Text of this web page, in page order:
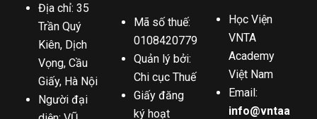
Địa chỉ: 35
Trần Quý
Kiên, Dịch
Vọng, Cầu
Giấy, Hà Nội
Người đại
Mã số thuế:
0108420779
Quản lý bởi:
Chi cục Thuế
Giấy đăng
ký hoạt
Học Viện
VNTA
Academy
Việt Nam
Email:
info@vntaa